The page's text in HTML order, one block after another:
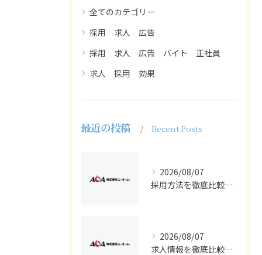
全てのカテゴリー
採用 求人 広告
採用 求人 広告 バイト 正社員
求人 採用 効果
最近の投稿 Recent Posts
2026/08/07
採用方法を徹底比較求人広告でバイトと正社員の最適解を探る
2026/08/07
求人情報を徹底比較して正社員やバイトを効率よく見つける実践ガイド